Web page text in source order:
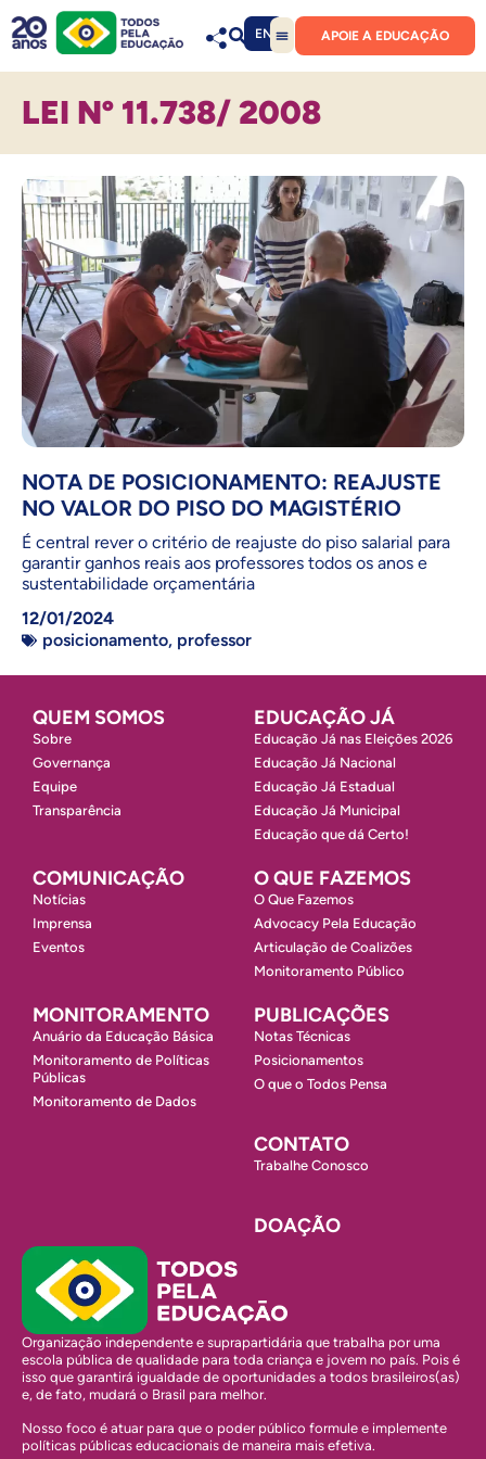
EN APOIE A EDUCAÇÃO
LEI Nº 11.738/ 2008
NOTA DE POSICIONAMENTO: REAJUSTE
NO VALOR DO PISO DO MAGISTÉRIO
É central rever o critério de reajuste do piso salarial para
garantir ganhos reais aos professores todos os anos e
sustentabilidade orçamentária
12/01/2024
posicionamento, professor
QUEM SOMOS
Sobre
Governança
Equipe
Transparência
EDUCAÇÃO JÁ
Educação Já nas Eleições 2026
Educação Já Nacional
Educação Já Estadual
Educação Já Municipal
Educação que dá Certo!
COMUNICAÇÃO
Notícias
Imprensa
Eventos
O QUE FAZEMOS
O Que Fazemos
Advocacy Pela Educação
Articulação de Coalizões
Monitoramento Público
MONITORAMENTO
Anuário da Educação Básica
Monitoramento de Políticas
Públicas
Monitoramento de Dados
PUBLICAÇÕES
Notas Técnicas
Posicionamentos
O que o Todos Pensa
CONTATO
Trabalhe Conosco
DOAÇÃO
Organização independente e suprapartidária que trabalha por uma
escola pública de qualidade para toda criança e jovem no país. Pois é
isso que garantirá igualdade de oportunidades a todos brasileiros(as)
e, de fato, mudará o Brasil para melhor.
Nosso foco é atuar para que o poder público formule e implemente
políticas públicas educacionais de maneira mais efetiva.